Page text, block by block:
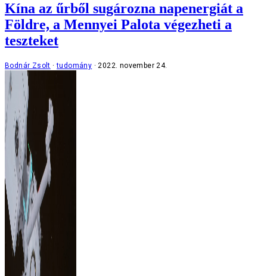
Kína az űrből sugározna napenergiát a
Földre, a Mennyei Palota végezheti a
teszteket
Bodnár Zsolt tudomány 2022. november 24.